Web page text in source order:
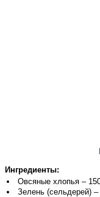
Ингредиенты:
Овсяные хлопья –
Зелень (сельдерей) –